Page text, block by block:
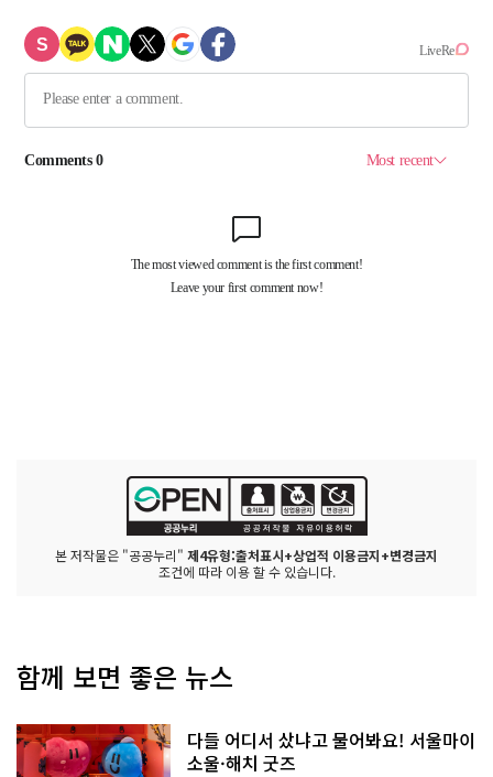
본 저작물은 "공공누리" 제4유형:출처표시+상업적 이용금지+변경금지
조건에 따라 이용 할 수 있습니다.
함께 보면 좋은 뉴스
다들 어디서 샀냐고 물어봐요! 서울마이
소울·해치 굿즈